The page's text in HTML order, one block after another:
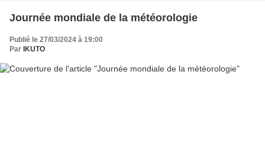
Journée mondiale de la météorologie
Publié le 27/03/2024 à 19:00
Par IKUTO